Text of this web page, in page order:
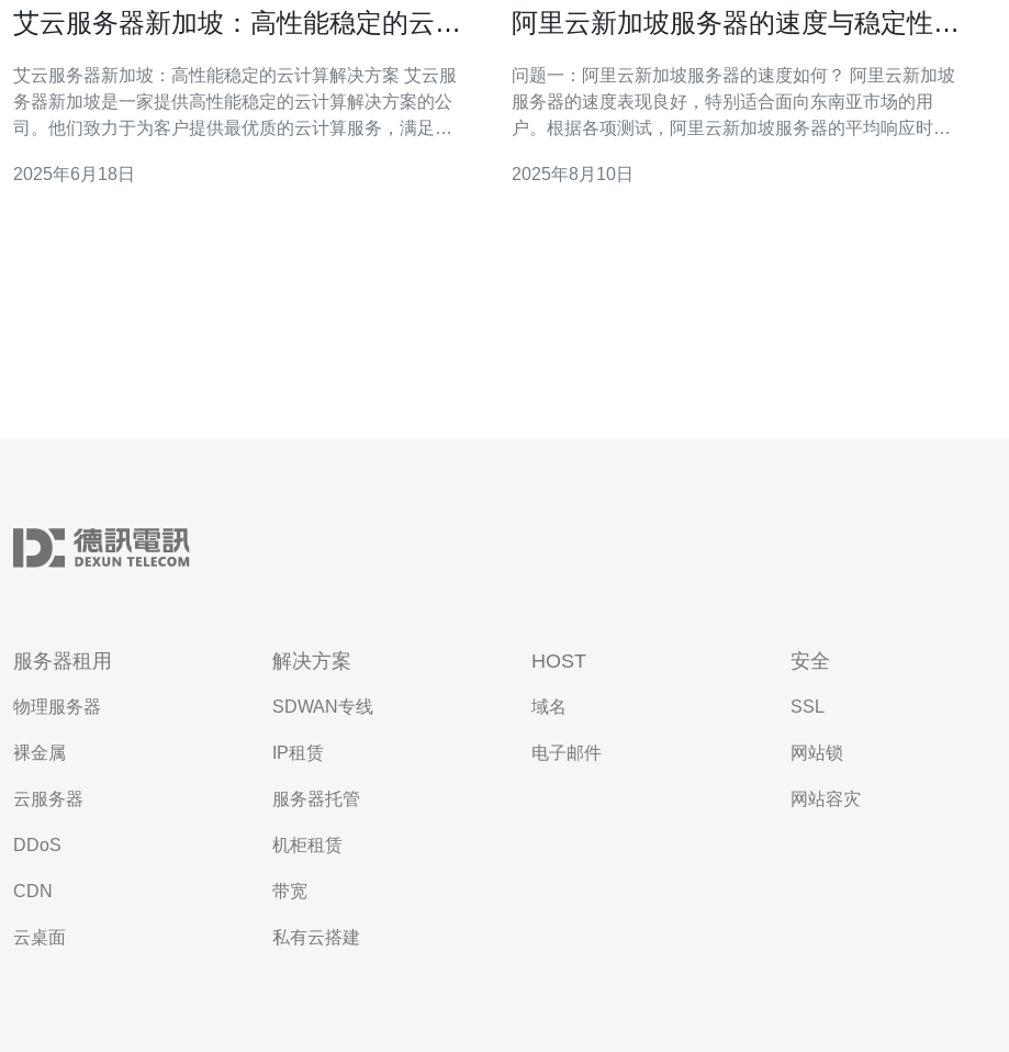
艾云服务器新加坡：高性能稳定的云计
艾云服务器新加坡：高性能稳定的云计算解决方案 艾云服
务器新加坡是一家提供高性能稳定的云计算解决方案的公
司。他们致力于为客户提供最优质的云计算服务，满足各
域拥有丰富的经验和技术实力，为客户提供可靠的云计算
2025年6月18日
阿里云新加坡服务器的速度与稳定性评
问题一：阿里云新加坡服务器的速度如何？ 阿里云新加坡
服务器的速度表现良好，特别适合面向东南亚市场的用
户。根据各项测试，阿里云新加坡服务器的平均响应时间
度在处理静态网页和小型应用时表现尤为出色，用户在访
2025年8月10日
服务器租用
物理服务器
裸金属
云服务器
DDoS
CDN
云桌面
解决方案
SDWAN专线
IP租赁
服务器托管
机柜租赁
带宽
私有云搭建
HOST
域名
电子邮件
安全
SSL
网站锁
网站容灾